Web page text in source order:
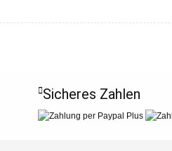
Sicheres Zahlen